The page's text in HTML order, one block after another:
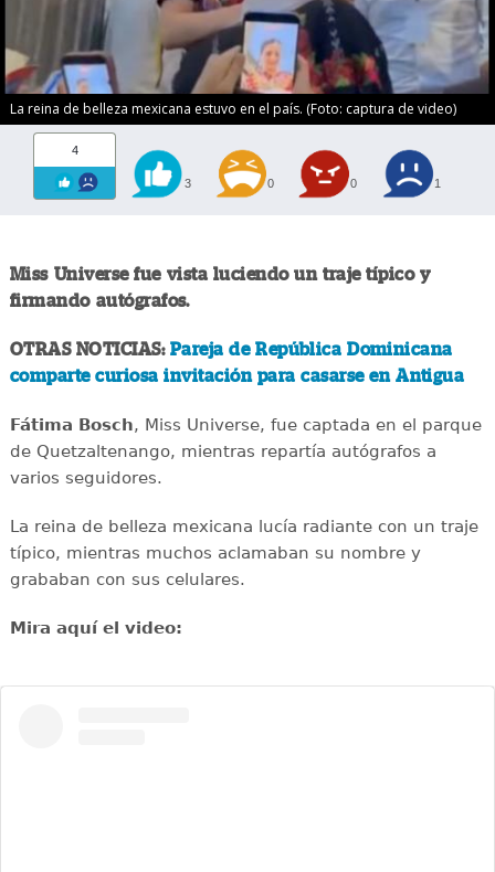
La reina de belleza mexicana estuvo en el país. (Foto: captura de video)
4
3 0 0 1
Miss Universe fue vista luciendo un traje típico y
firmando autógrafos.
OTRAS NOTICIAS: Pareja de República Dominicana
comparte curiosa invitación para casarse en Antigua
Fátima Bosch, Miss Universe, fue captada en el parque
de Quetzaltenango, mientras repartía autógrafos a
varios seguidores.
La reina de belleza mexicana lucía radiante con un traje
típico, mientras muchos aclamaban su nombre y
grababan con sus celulares.
Mira aquí el video: